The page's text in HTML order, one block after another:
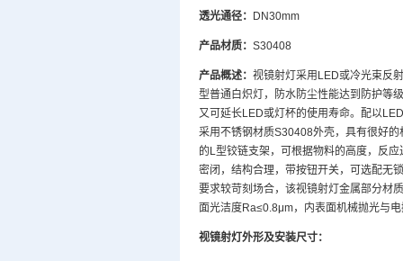
透光通径： DN30mm
产品材质： S30408
产品概述： 视镜射灯采用LED或冷光束反
型普通白炽灯，防水防尘性能达到防护等
又可延长LED或灯杯的使用寿命。配以
采用不锈钢材质S30408外壳，具有很好
的L型铰链支架，可根据物料的高度，反
密闭，结构合理，带按钮开关，可选配无
要求较苛刻场合，该视镜射灯金属部分材
面光洁度Ra≤0.8μm，内表面机械抛光与
视镜射灯外形及安装尺寸：